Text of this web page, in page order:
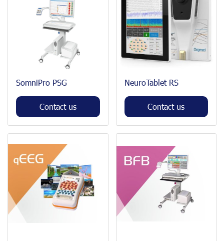
SomniPro PSG
Contact us
NeuroTablet RS
Contact us